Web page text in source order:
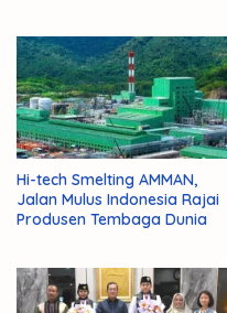
Hi-tech Smelting AMMAN,
Jalan Mulus Indonesia Rajai
Produsen Tembaga Dunia